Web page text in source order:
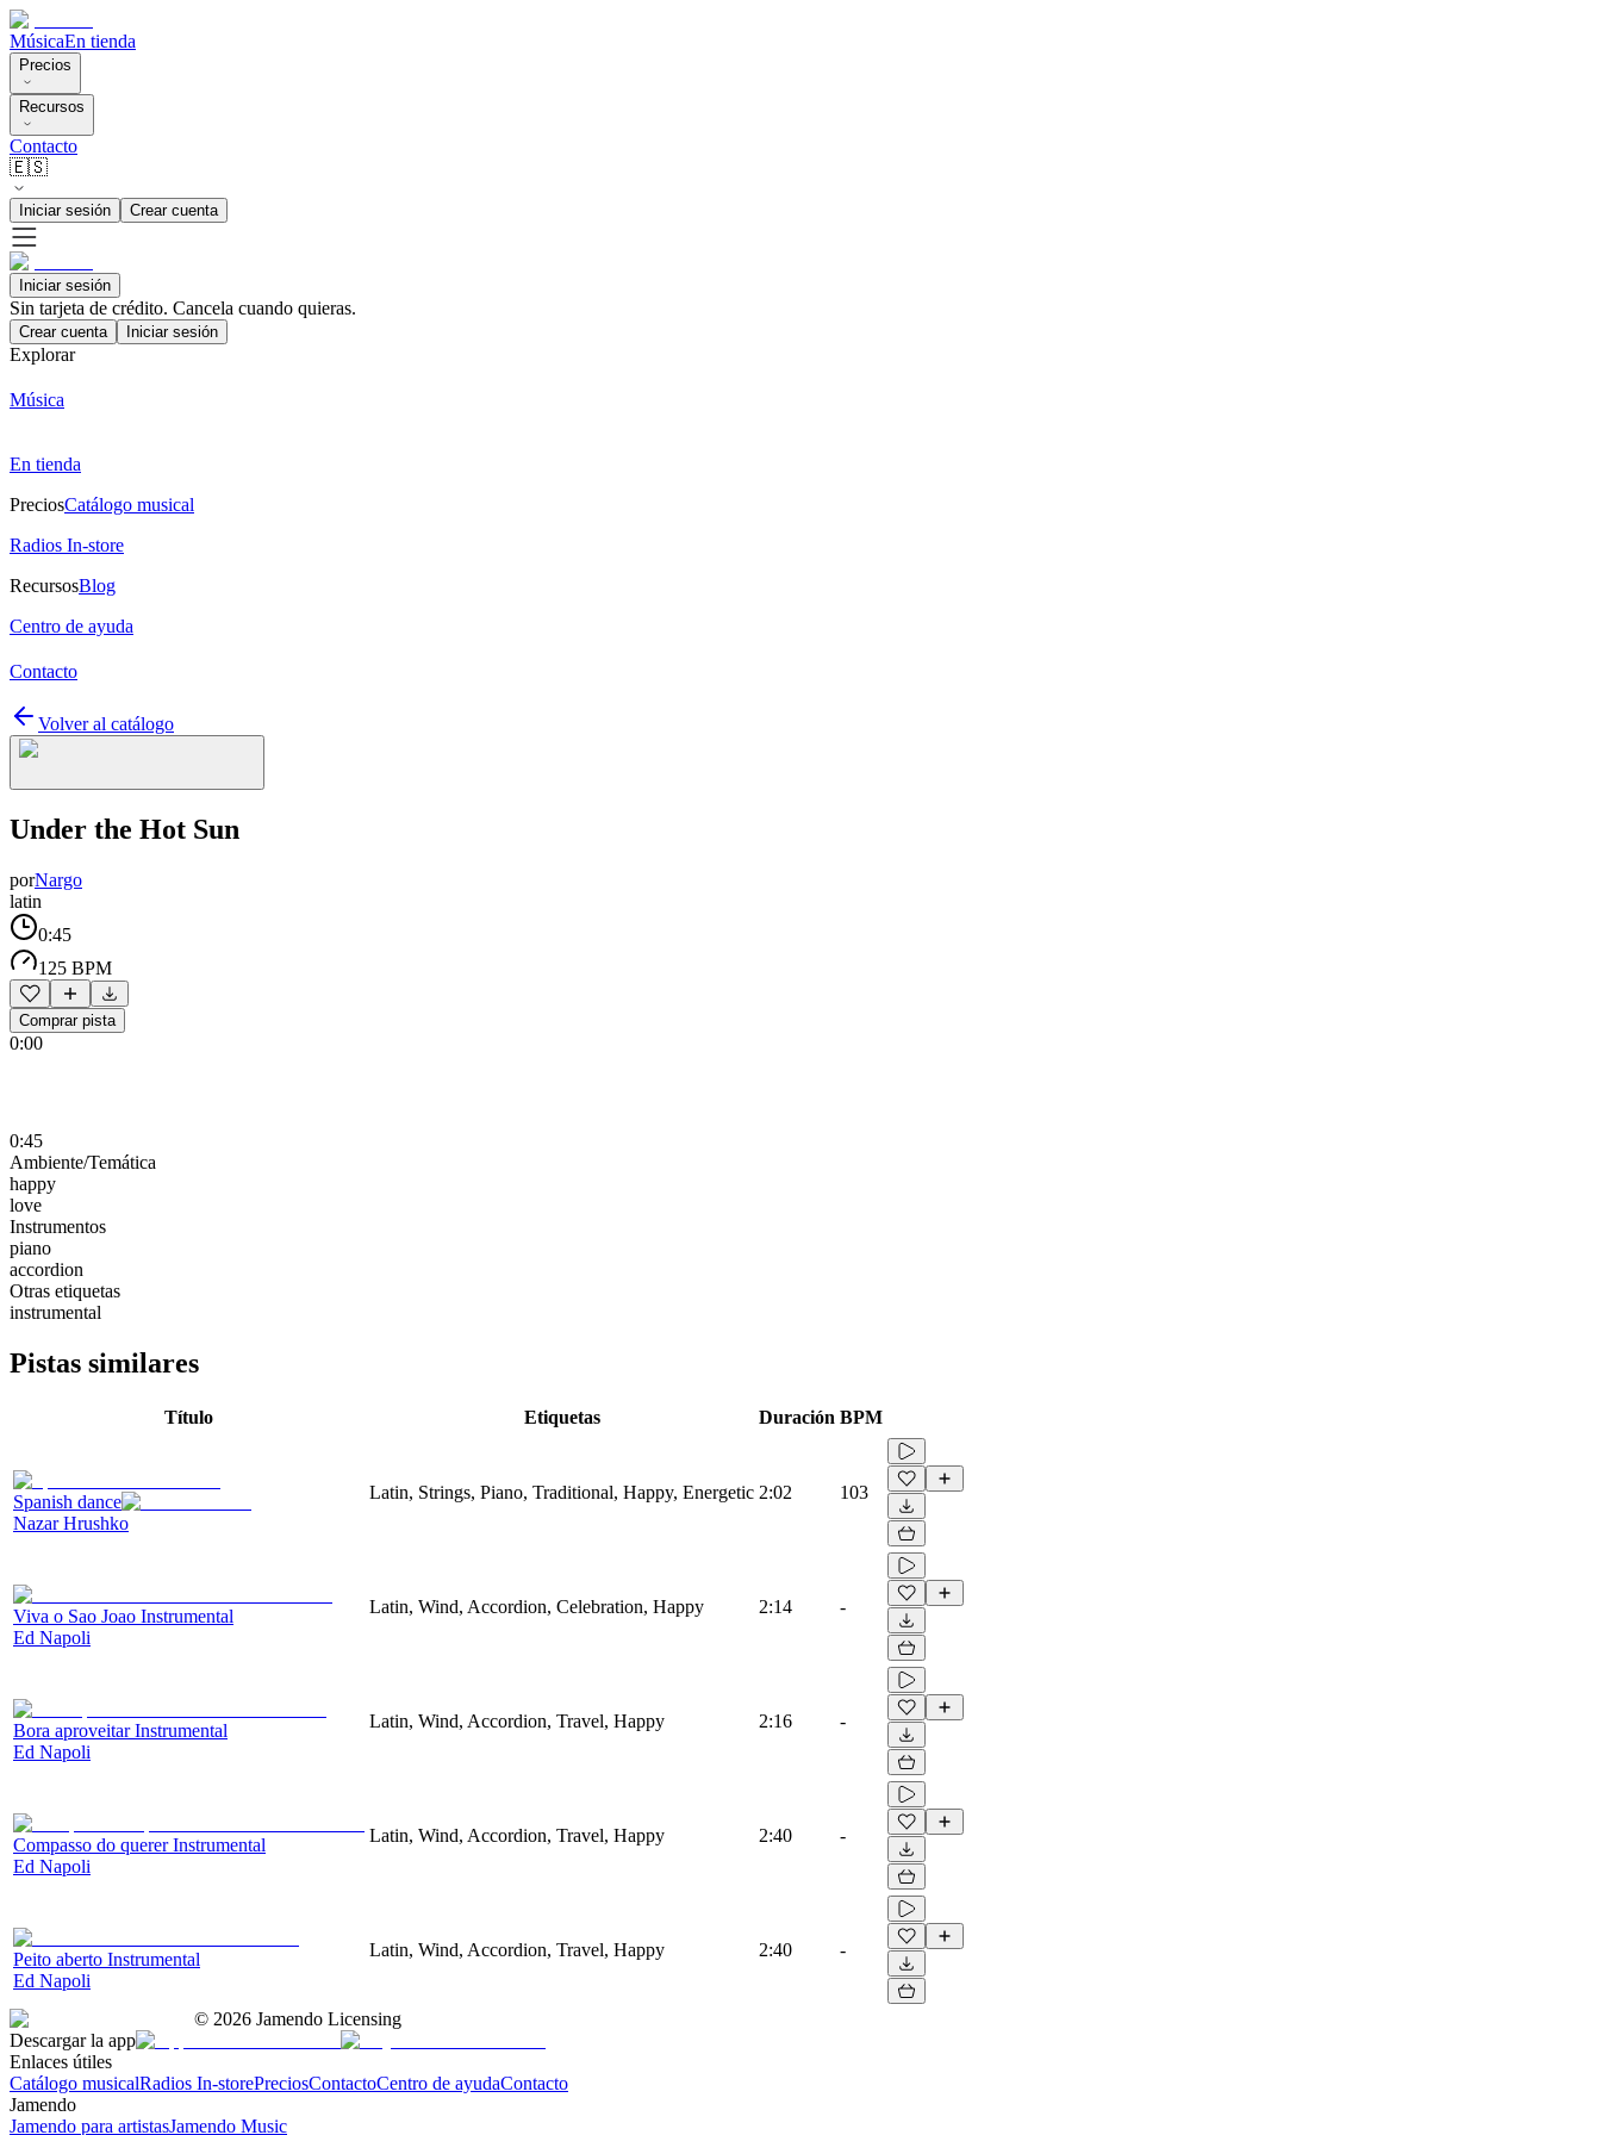
MúsicaEn tienda
Precios
Recursos
Contacto
🇪🇸
Iniciar sesión Crear cuenta
Iniciar sesión
Sin tarjeta de crédito. Cancela cuando quieras.
Crear cuenta Iniciar sesión
Explorar
Música
En tienda
PreciosCatálogo musical
Radios In-store
RecursosBlog
Centro de ayuda
Contacto
Volver al catálogo
Under the Hot Sun
porNargo
latin
0:45
125 BPM
Comprar pista
0:00
0:45
Ambiente/Temática
happy
love
Instrumentos
piano
accordion
Otras etiquetas
instrumental
Pistas similares
Título Etiquetas Duración BPM
Spanish dance
Nazar Hrushko
Latin, Strings, Piano, Traditional, Happy, Energetic 2:02 103
Viva o Sao Joao Instrumental
Ed Napoli
Latin, Wind, Accordion, Celebration, Happy 2:14 -
Bora aproveitar Instrumental
Ed Napoli
Latin, Wind, Accordion, Travel, Happy 2:16 -
Compasso do querer Instrumental
Ed Napoli
Latin, Wind, Accordion, Travel, Happy 2:40 -
Peito aberto Instrumental
Ed Napoli
Latin, Wind, Accordion, Travel, Happy 2:40 -
© 2026 Jamendo Licensing
Descargar la app
Enlaces útiles
Catálogo musicalRadios In-storePreciosContactoCentro de ayudaContacto
Jamendo
Jamendo para artistasJamendo Music